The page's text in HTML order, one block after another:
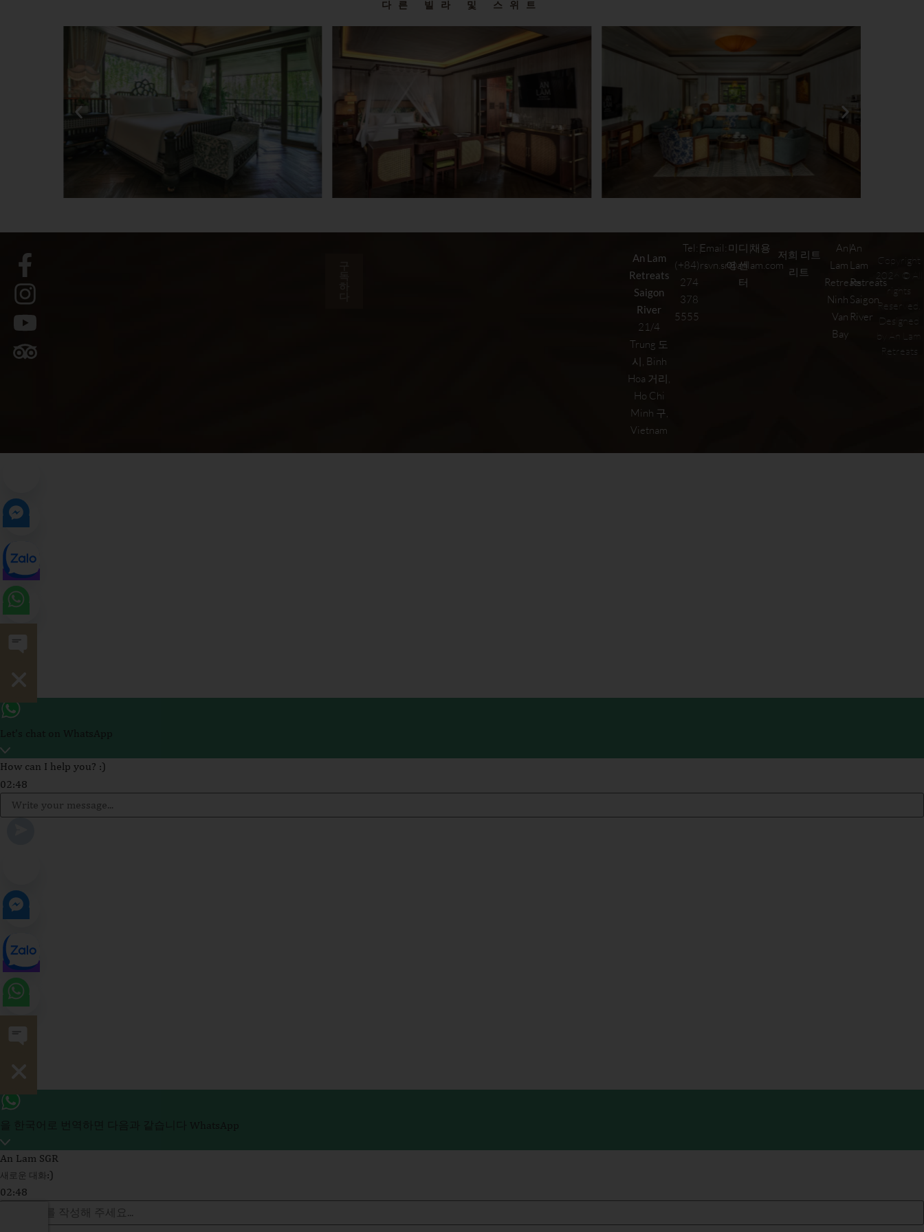
다른 빌라 및 스위트
Presidential Suite Garden Pool Suite Riverside Executive Suite
An Lam
Retreats
Saigon
River
21/4
Trung 도
시, Binh
Hoa 거리,
Ho Chi
Minh 구,
Vietnam
Tel:
(+84)
274
378
5555
|Email:
rsvn.sr@anlam.com
미디
어 센
터
|채용
저희 리트
리트
An
Lam
Retreats
Ninh
Van
Bay
|An
Lam
Retreats
Saigon
River
Copyright
2026 © All
rights
Reserved.
Designed
by An Lam
Retreats
How can I help you? :)
02:48
WhatsApp
Message
An Lam SGR
새로운 대화:)
02:48
WhatsApp